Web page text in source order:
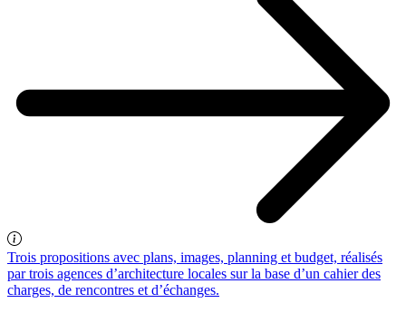
Trois propositions avec plans, images, planning et budget, réalisés
par trois agences d’architecture locales sur la base d’un cahier des
charges, de rencontres et d’échanges.